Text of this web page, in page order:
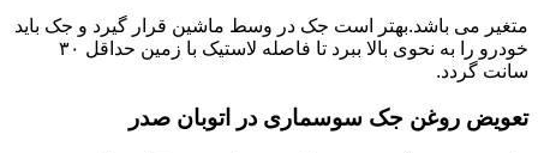
متغیر می باشد.بهتر است جک در وسط ماشین قرار گیرد و جک باید
خودرو را به نحوی بالا ببرد تا فاصله لاستیک با زمین حداقل ۳۰
سانت گردد.
تعویض روغن جک سوسماری در اتوبان صدر